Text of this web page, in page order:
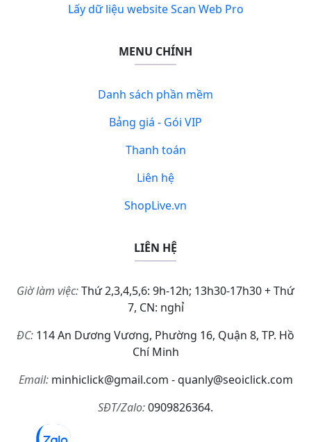
Lấy dữ liệu website Scan Web Pro
MENU CHÍNH
Danh sách phần mềm
Bảng giá - Gói VIP
Thanh toán
Liên hệ
ShopLive.vn
LIÊN HỆ
Giờ làm việc:Thứ 2,3,4,5,6: 9h-12h; 13h30-17h30 + Thứ
7, CN: nghỉ
ĐC: 114 An Dương Vương, Phường 16, Quận 8, TP. Hồ
Chí Minh
Email:minhiclick@gmail.com - quanly@seoiclick.com
SĐT/Zalo:0909826364.